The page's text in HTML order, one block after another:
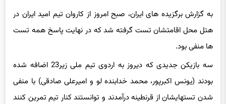
به گزارش برگزیده های ایران، صبح امروز از کاروان تیم امید ایران در
هتل محل اقامتشان تست گرفته شد که در نهایت پاسخ همه تست
ها منفی بود.
سه بازیکن جدیدی که دیروز به اردوی تیم ملی زیر23 اضافه شده
بودند (یونس اکبرپور، محمد خدابنده لو و امیرعلی صادقی) با منفی
شدن تستهایشان از قرنطینه درآمدند و توانستند کنار تیم تمرین کنند